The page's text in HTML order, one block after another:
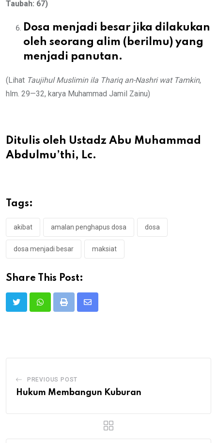
Taubah: 67)
Dosa menjadi besar jika dilakukan
oleh seorang alim (berilmu) yang
menjadi panutan.
(Lihat Taujihul Muslimin ila Thariq an-Nashri wat Tamkin,
hlm. 29—32, karya Muhammad Jamil Zainu)
Ditulis oleh Ustadz Abu Muhammad
Abdulmu’thi, Lc.
Tags:
akibat amalan penghapus dosa dosa
dosa menjadi besar maksiat
Share This Post:
Print
Share
PREVIOUS POST
Hukum Membangun Kuburan